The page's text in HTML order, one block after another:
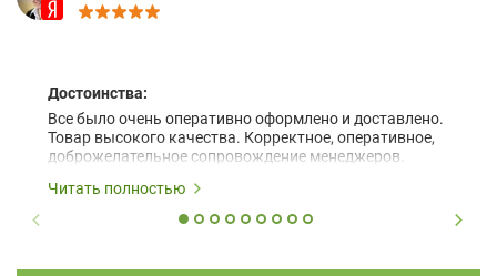
Достоинства:
Все было очень оперативно оформлено и доставлено.
Товар высокого качества. Корректное, оперативное,
доброжелательное сопровождение менеджеров.
Читать полностью